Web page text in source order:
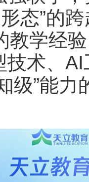
形态”的
教学经
技术、
级”能